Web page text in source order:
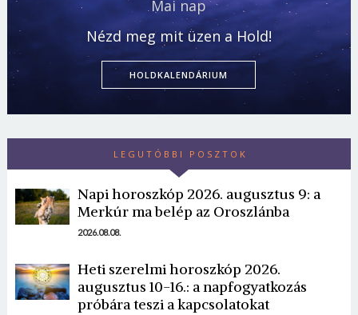
Mai nap
Nézd meg mit üzen a Hold!
HOLDKALENDÁRIUM
LEGUTÓBBI POSZTOK
Napi horoszkóp 2026. augusztus 9: a
Merkúr ma belép az Oroszlánba
2026.08.08.
Heti szerelmi horoszkóp 2026.
augusztus 10-16.: a napfogyatkozás
próbára teszi a kapcsolatokat
Borsonline bejelentkezés